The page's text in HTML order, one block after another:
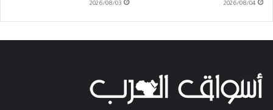
2026/08/04
2026/08/03